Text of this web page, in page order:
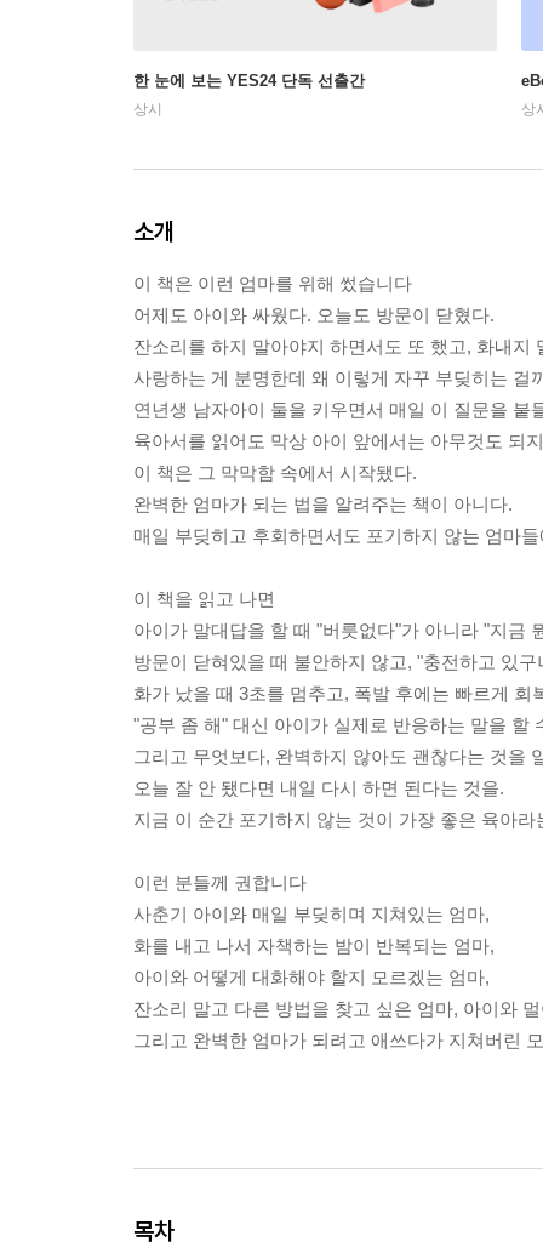
한 눈에 보는 YES24 단독 선출간
상시 상
소개
이 책은 이런 엄마를 위해 썼습니다
어제도 아이와 싸웠다. 오늘도 방문이 닫혔다.
잔소리를 하지 말아야지 하면서도 또 했고, 화내지
사랑하는 게 분명한데 왜 이렇게 자꾸 부딪히는 걸
연년생 남자아이 둘을 키우면서 매일 이 질문을 붙
육아서를 읽어도 막상 아이 앞에서는 아무것도 되
이 책은 그 막막함 속에서 시작됐다.
완벽한 엄마가 되는 법을 알려주는 책이 아니다.
매일 부딪히고 후회하면서도 포기하지 않는 엄마
이 책을 읽고 나면
아이가 말대답을 할 때 "버릇없다"가 아니라 "지금
방문이 닫혀있을 때 불안하지 않고, "충전하고 있
화가 났을 때 3초를 멈추고, 폭발 후에는 빠르게 회
"공부 좀 해" 대신 아이가 실제로 반응하는 말을 할
그리고 무엇보다, 완벽하지 않아도 괜찮다는 것을
오늘 잘 안 됐다면 내일 다시 하면 된다는 것을.
지금 이 순간 포기하지 않는 것이 가장 좋은 육아라
이런 분들께 권합니다
사춘기 아이와 매일 부딪히며 지쳐있는 엄마,
화를 내고 나서 자책하는 밤이 반복되는 엄마,
아이와 어떻게 대화해야 할지 모르겠는 엄마,
잔소리 말고 다른 방법을 찾고 싶은 엄마, 아이와
그리고 완벽한 엄마가 되려고 애쓰다가 지쳐버린
목차